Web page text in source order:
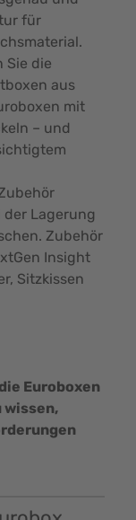
für
Sie die
aus
mit
– und
Lagerung
Zubehör
Insight
Sitzkissen
Euroboxen
wissen,